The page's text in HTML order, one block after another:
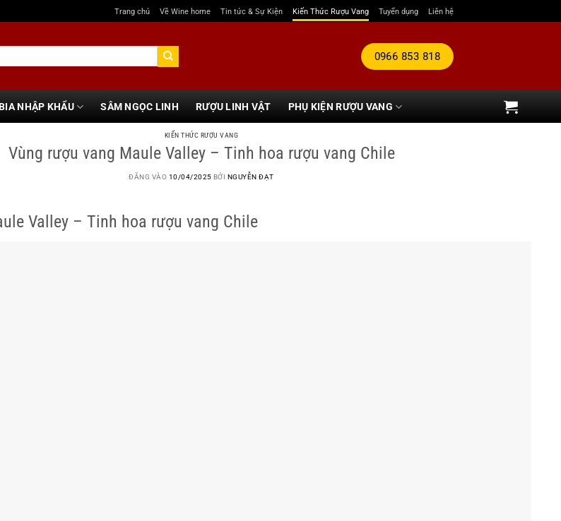
Trang chủ Về Wine home Tin tức & Sự Kiện Kiến Thức Rượu Vang Tuyển dụng Liên hệ
0966 853 818
BIA NHẬP KHẨU SÂM NGỌC LINH RƯỢU LINH VẬT PHỤ KIỆN RƯỢU VANG
KIẾN THỨC RƯỢU VANG
Vùng rượu vang Maule Valley – Tinh hoa rượu vang Chile
ĐĂNG VÀO 10/04/2025 BỞI NGUYỄN ĐẠT
Valley – Tinh hoa rượu vang Chile